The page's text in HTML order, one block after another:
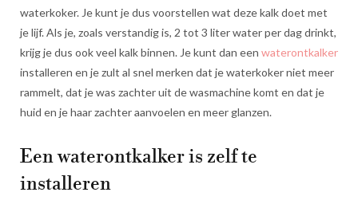
waterkoker. Je kunt je dus voorstellen wat deze kalk doet met
je lijf. Als je, zoals verstandig is, 2 tot 3 liter water per dag drinkt,
krijg je dus ook veel kalk binnen. Je kunt dan een waterontkalker
installeren en je zult al snel merken dat je waterkoker niet meer
rammelt, dat je was zachter uit de wasmachine komt en dat je
huid en je haar zachter aanvoelen en meer glanzen.
Een waterontkalker is zelf te
installeren